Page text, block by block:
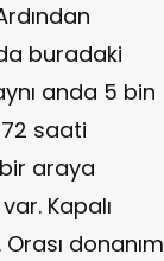
buradaki
anda 5 bin
saati
araya
Kapalı
donanım